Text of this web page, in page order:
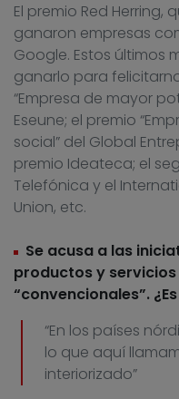
El premio Red Herring,
ganaron empresas
Google. Estos últimos
ganarlo para
“Empresa de mayor
Eseune; el premio
social” del Global
premio Ideateca; el
Telefónica y el
Union, etc.
Se acusa a las
productos y
“convencionales”.
“En los países
lo que aquí
interiorizado”